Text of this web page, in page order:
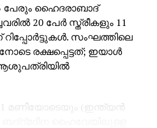
പേരും ഹൈദരാബാദ്
20 പേര്‍ സ്ത്രീകളും 11
റിപ്പോര്‍ട്ടുകള്‍. സംഘത്തിലെ
രക്ഷപ്പെട്ടത്; ഇയാള്‍
മണിയോടെയും (ഇന്ത്യന്‍